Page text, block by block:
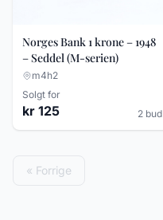
Norges Bank 1 krone – 1948
– Seddel (M-serien)
m4h2
Solgt for
kr 125 2 bud
« Forrige